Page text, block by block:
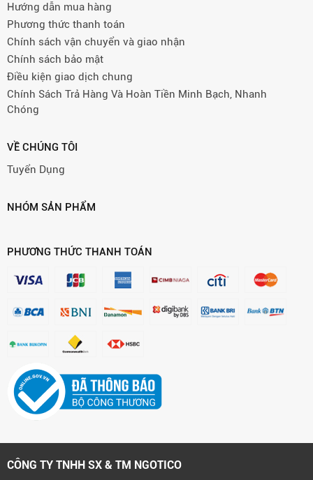
Hướng dẫn mua hàng
Phương thức thanh toán
Chính sách vận chuyển và giao nhận
Chính sách bảo mật
Điều kiện giao dịch chung
Chính Sách Trả Hàng Và Hoàn Tiền Minh Bạch, Nhanh
Chóng
VỀ CHÚNG TÔI
Tuyển Dụng
NHÓM SẢN PHẨM
PHƯƠNG THỨC THANH TOÁN
CÔNG TY TNHH SX & TM NGOTICO